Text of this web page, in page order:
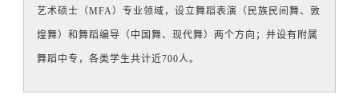
艺术硕士（MFA）专业领域，设立舞蹈表演（民族民间舞、敦
煌舞）和舞蹈编导（中国舞、现代舞）两个方向；并设有附属
舞蹈中专， 各类学生共计近700人。